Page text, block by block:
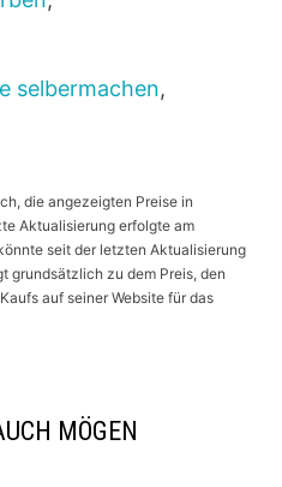
selbermachen,
die angezeigten Preise in
Aktualisierung erfolgte am
seit der letzten Aktualisierung
grundsätzlich zu dem Preis, den
auf seiner Website für das
MÖGEN